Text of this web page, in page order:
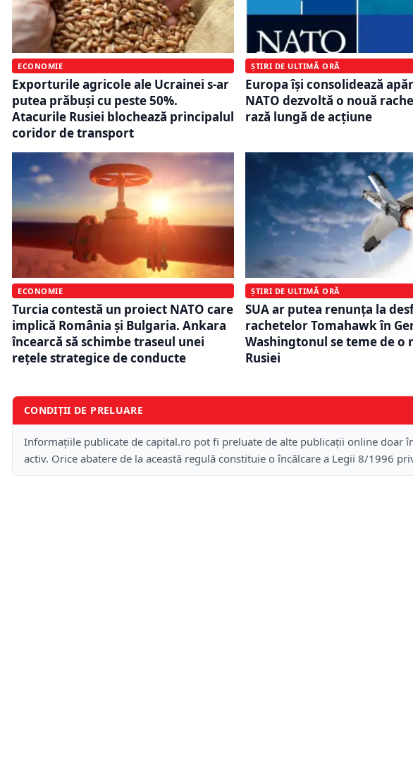
ECONOMIE
Exporturile agricole ale Ucrainei s-ar
putea prăbuși cu peste 50%.
Atacurile Rusiei blochează principalul
coridor de transport
ȘTIRI DE ULTIMĂ ORĂ
Europa își consolidează
NATO dezvoltă o nouă
rază lungă de acțiune
ECONOMIE
Turcia contestă un proiect NATO care
implică România și Bulgaria. Ankara
încearcă să schimbe traseul unei
rețele strategice de conducte
ȘTIRI DE ULTIMĂ ORĂ
SUA ar putea renunța la
rachetelor Tomahawk în
Washingtonul se teme de o
Rusiei
CONDIȚII DE PRELUARE
Informațiile publicate de capital.ro pot fi preluate de alte publicații online doar
activ. Orice abatere de la această regulă constituie o încălcare a Legii 8/1996